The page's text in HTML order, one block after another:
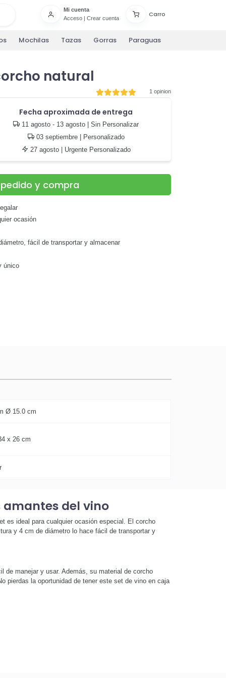
Mi cuenta
Acceso| Crear cuenta
Carro
Mochilas Tazas Gorras Paraguas
natural
1 opinion
Fecha aproximada de entrega
11 agosto - 13 agosto | Sin Personalizar
03 septiembre| Personalizado
27 agosto| Urgente Personalizado
y compra
ocasión
fácil de transportar y almacenar
único
Ø 15.0 cm
x 26 cm
del vino
es ideal para cualquier ocasión especial. El corcho
y 4 cm de diámetro lo hace fácil de transportar y
de manejar y usar. Además, su material de corcho
pierdas la oportunidad de tener este set de vino en caja